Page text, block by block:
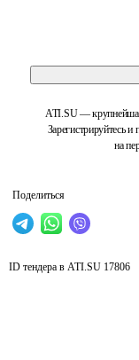
ATI.SU —
Зарегистрируйтесь
на
Поделиться
ID тендера в ATI.SU 17806